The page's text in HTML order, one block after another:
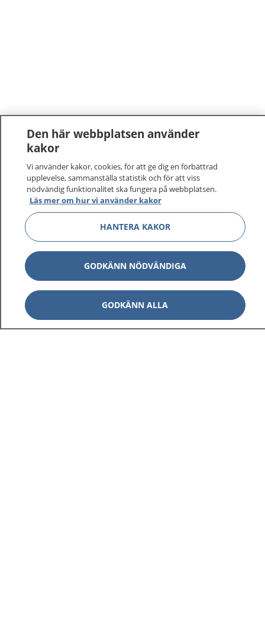
Den här webbplatsen använder
kakor
Vi använder kakor, cookies, för att ge dig en förbättrad
upplevelse, sammanställa statistik och för att viss
nödvändig funktionalitet ska fungera på webbplatsen.
Läs mer om hur vi använder kakor
HANTERA KAKOR
GODKÄNN NÖDVÄNDIGA
GODKÄNN ALLA